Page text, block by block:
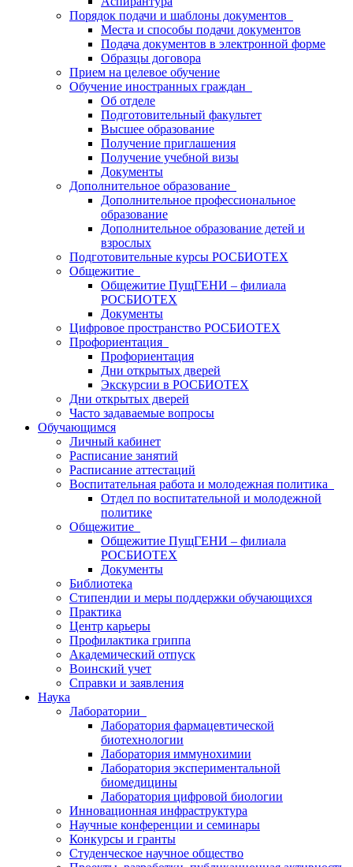
Порядок подачи и шаблоны документов
Места и способы подачи документов
Подача документов в электронной форме
Образцы договора
Прием на целевое обучение
Обучение иностранных граждан
Об отделе
Подготовительный факультет
Высшее образование
Получение приглашения
Получение учебной визы
Документы
Дополнительное образование
Дополнительное профессиональное
образование
Дополнительное образование детей и
взрослых
Подготовительные курсы РОСБИОТЕХ
Общежитие
Общежитие ПущГЕНИ – филиала
РОСБИОТЕХ
Документы
Цифровое пространство РОСБИОТЕХ
Профориентация
Профориентация
Дни открытых дверей
Экскурсии в РОСБИОТЕХ
Дни открытых дверей
Часто задаваемые вопросы
Обучающимся
Личный кабинет
Расписание занятий
Расписание аттестаций
Воспитательная работа и молодежная политика
Отдел по воспитательной и молодежной
политике
Общежитие
Общежитие ПущГЕНИ – филиала
РОСБИОТЕХ
Документы
Библиотека
Стипендии и меры поддержки обучающихся
Практика
Центр карьеры
Профилактика гриппа
Академический отпуск
Воинский учет
Справки и заявления
Наука
Лаборатории
Лаборатория фармацевтической
биотехнологии
Лаборатория иммунохимии
Лаборатория экспериментальной
биомедицины
Лаборатория цифровой биологии
Инновационная инфраструктура
Научные конференции и семинары
Конкурсы и гранты
Студенческое научное общество